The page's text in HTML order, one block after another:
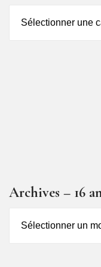
des
Archives – 16